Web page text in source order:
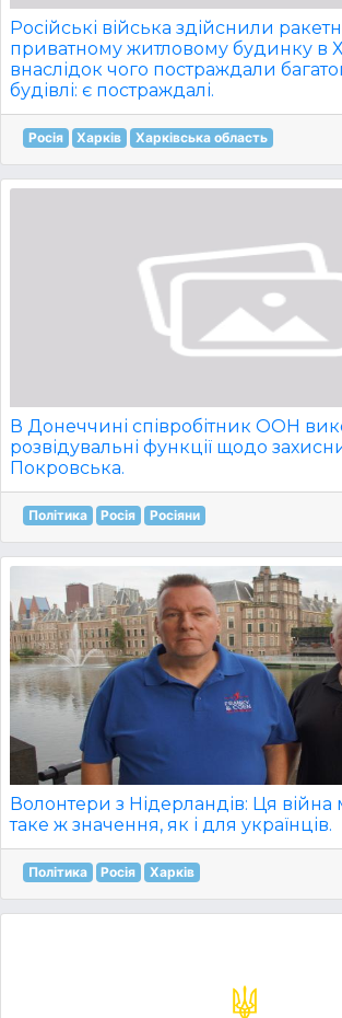
Російські війська здійснили
приватному житловому будинку в
внаслідок чого постраждали
будівлі: є постраждалі.
Росія Харків Харківська область
В Донеччині співробітник ООН
розвідувальні функції щодо
Покровська.
Політика Росія Росіяни
Волонтери з Нідерландів: Ця війна
таке ж значення, як і для українців.
Політика Росія Харків